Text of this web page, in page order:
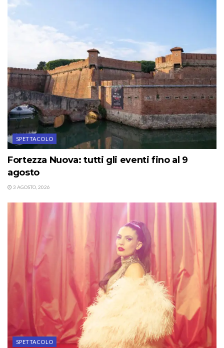
SPETTACOLO
Fortezza Nuova: tutti gli eventi fino al 9
agosto
3 AGOSTO, 2026
SPETTACOLO